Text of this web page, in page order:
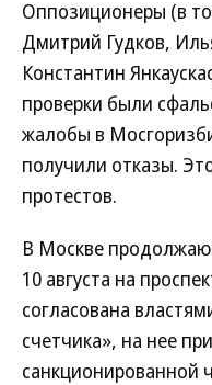
Оппозиционеры (в
Дмитрий Гудков,
Константин
проверки были
жалобы в
получили отказы.
протестов.
В Москве
10 августа на
согласована
счетчика», на нее
санкционированной